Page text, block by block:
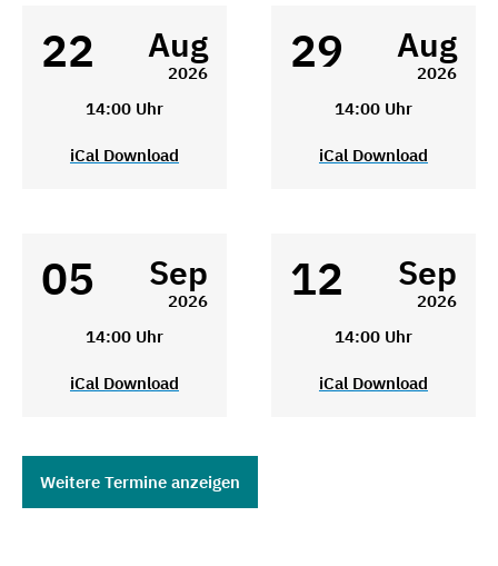
22 Aug
2026
14:00 Uhr
iCal Download
29 Aug
2026
14:00 Uhr
iCal Download
05 Sep
2026
14:00 Uhr
iCal Download
12 Sep
2026
14:00 Uhr
iCal Download
Weitere Termine anzeigen